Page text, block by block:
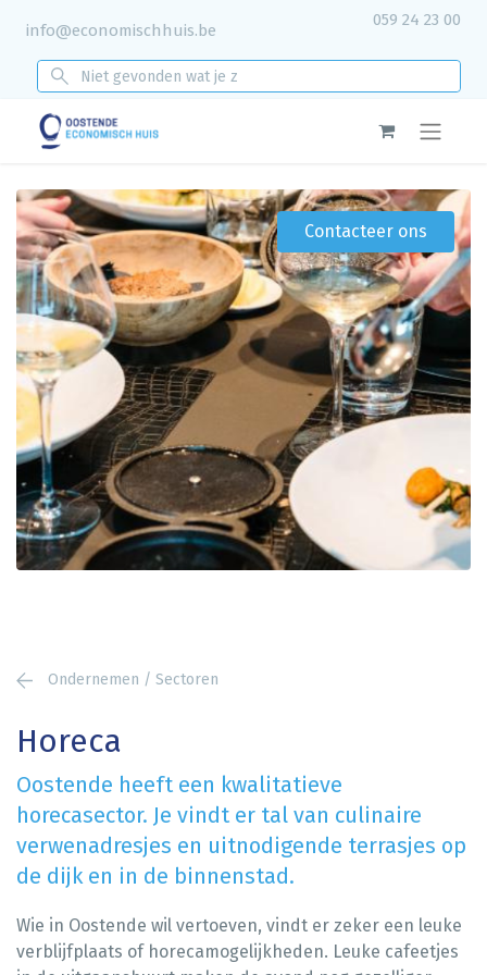
info@economischhuis.be
059 24 23 00
Ondernemen / Sectoren
Contacteer ons
Horeca
Oostende heeft een kwalitatieve
horecasector. Je vindt er tal van culinaire
verwenadresjes en uitnodigende terrasjes op
de dijk en in de binnenstad.
Wie in Oostende wil vertoeven, vindt er zeker een leuke
verblijfplaats of horecamogelijkheden. Leuke cafeetjes